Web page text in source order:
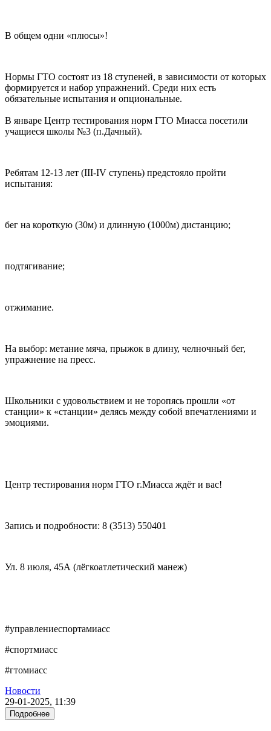
В общем одни «плюсы»!
Нормы ГТО состоят из 18 ступеней, в зависимости от которых
формируется и набор упражнений. Среди них есть
обязательные испытания и опциональные.
В январе Центр тестирования норм ГТО Миасса посетили
учащиеся школы №3 (п.Дачный).
Ребятам 12-13 лет (III-IV ступень) предстояло пройти
испытания:
бег на короткую (30м) и длинную (1000м) дистанцию;
подтягивание;
отжимание.
На выбор: метание мяча, прыжок в длину, челночный бег,
упражнение на пресс.
Школьники с удовольствием и не торопясь прошли «от
станции» к «станции» делясь между собой впечатлениями и
эмоциями.
Центр тестирования норм ГТО г.Миасса ждёт и вас!
Запись и подробности: 8 (3513) 550401
Ул. 8 июля, 45А (лёгкоатлетический манеж)
#управлениеспортамиасс
#спортмиасс
#гтомиасс
Новости
29-01-2025, 11:39
Подробнее